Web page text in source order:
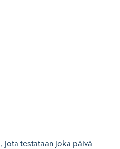
jota testataan joka päivä